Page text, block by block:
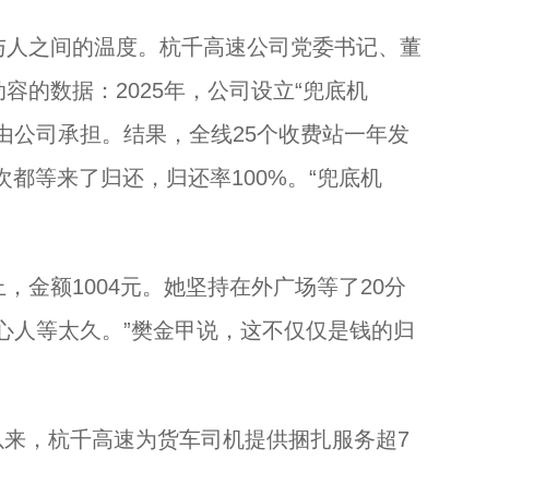
间的温度。杭千高速公司党委书记、董
的数据：2025年，公司设立“兜底机
司承担。结果，全线25个收费站一年发
等来了归还，归还率100%。“兜底机
额1004元。她坚持在外广场等了20分
等太久。”樊金甲说，这不仅仅是钱的归
，杭千高速为货车司机提供捆扎服务超7